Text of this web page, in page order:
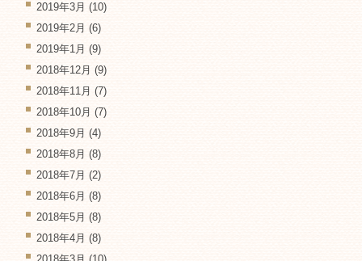
2019年3月 (10)
2019年2月 (6)
2019年1月 (9)
2018年12月 (9)
2018年11月 (7)
2018年10月 (7)
2018年9月 (4)
2018年8月 (8)
2018年7月 (2)
2018年6月 (8)
2018年5月 (8)
2018年4月 (8)